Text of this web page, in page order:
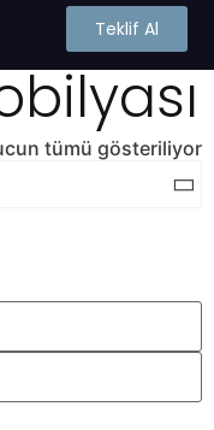
Teklif Al
tümü gösteriliyor